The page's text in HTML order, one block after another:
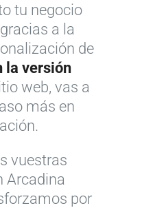
tu negocio
a la
de
la versión
web, vas a
más en
vuestras
Arcadina
por